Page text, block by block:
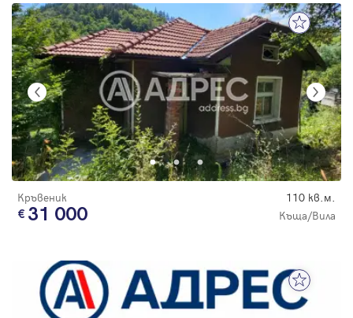
Кръвеник 110 кв.м.
31 000 Къща/Вила